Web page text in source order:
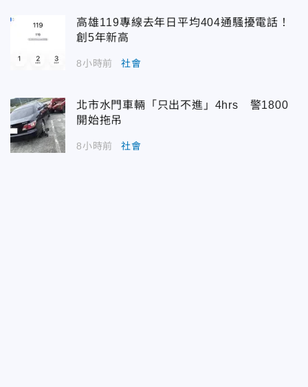
高雄119專線去年日平均404通騷擾電話！
創5年新高
8小時前 社會
北市水門車輛「只出不進」4hrs 警1800
開始拖吊
8小時前 社會